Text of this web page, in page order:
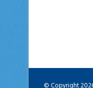
© Copyright